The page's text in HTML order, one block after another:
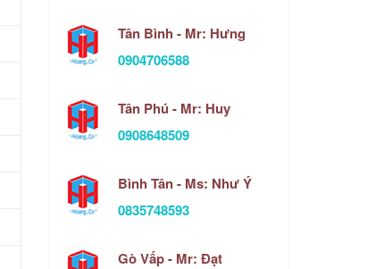
Tân Bình - Mr: Hưng
0904706588
Tân Phú - Mr: Huy
0908648509
Bình Tân - Ms: Như Ý
0835748593
Gò Vấp - Mr: Đạt